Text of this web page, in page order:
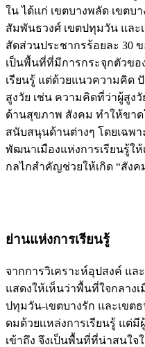
ใน ได้แก่ เขตบางพลัด เขตบ
สัมพันธวงศ์ เขตปทุมวัน และ
สัดส่วนประชากรร้อยละ 30
เป็นพื้นที่ที่มีการกระจุกตัวข
เรียนรู้ แต่ด้วยแนวความคิด
สูงวัย เช่น ความคิดที่ว่าผู้สู
ด้านสุขภาพ สังคม ทำให้ขาด
สนับสนุนด้านต่างๆ โดยเฉพ
พัฒนาเมืองแห่งการเรียนรู้ใ
กลไกสำคัญช่วยให้เกิด “สัง
ย่านแห่งการเรียนรู้
จากการวิเคราะห์อุปสงค์ แล
แสดงให้เห็นว่าพื้นที่ใจกลาง
ปทุมวัน-เขตบางรัก และเขต
ดมด้วยเเหล่งการเรียนรู้ แ
เข้าถึง จึงเป็นพื้นที่ที่น่าสนใจ